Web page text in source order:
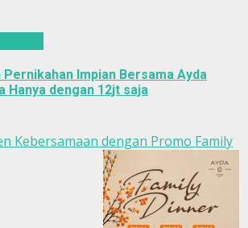
Impian Bersama Ayda
Hanya dengan 12jt saja
Kebersamaan dengan Promo Family